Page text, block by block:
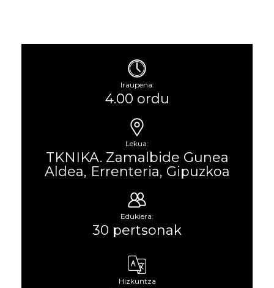
Iraupena:
4.00 ordu
Lekua:
TKNIKA. Zamalbide Gunea
Aldea, Errenteria, Gipuzkoa
Edukiera:
30 pertsonak
Hizkuntza